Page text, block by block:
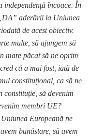
independență încoace. În
aderării la Uniunea
de acest obiectiv.
multe, să ajungem să
mare păcat să ne oprim
că a mai fost, iată de
constituțional, ca să ne
constituție, să devenim
membri UE?
Europeană ne
bunăstare, să avem